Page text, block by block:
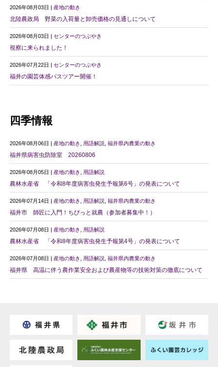
2026年08月03日 | 産地の動き
北陸農政局 野菜の入荷量と卸売価格の見通しについて
2026年08月03日 | センターのつぶやき
視察に来られました！
2026年07月22日 | センターのつぶやき
福井の園芸体感バスツアー開催！
四季情報
2026年08月06日 | 産地の動き 用語解説 福井県内農業の動き
福井県病害虫防除室 20260806
2026年08月05日 | 産地の動き 用語解説
農林水産省 「令和8年度病害虫発生予報第6号」の発表について
2026年07月14日 | 産地の動き 用語解説 福井県内農業の動き
福井市 師匠に入門！ちびっと就農（参加者募集中！）
2026年07月08日 | 産地の動き 用語解説
農林水産省 「令和8年度病害虫発生予報第4号」の発表について
2026年07月08日 | 産地の動き 用語解説 福井県内農業の動き
福井県 高温に伴う農作業安全および農産物等の技術対策の徹底について